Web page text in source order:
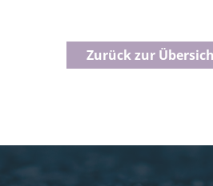
Zurück zur